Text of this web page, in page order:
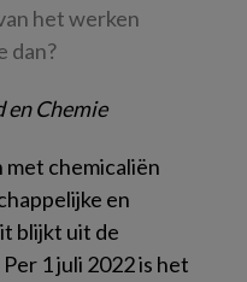
het werken
dan?
en Chemie
met chemicaliën
en
blijkt uit de
1 juli 2022 is het